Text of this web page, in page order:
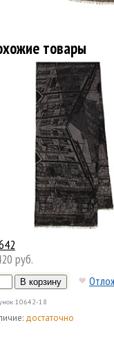
товары
руб.
10642-18
достаточно